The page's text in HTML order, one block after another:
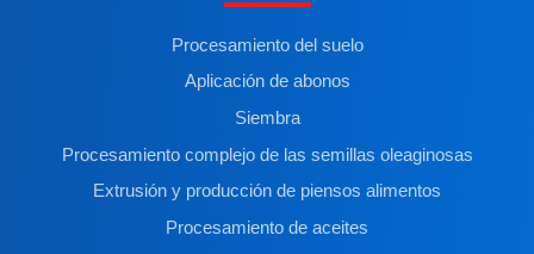
Procesamiento del suelo
Aplicación de abonos
Siembra
Procesamiento complejo de las semillas oleaginosas
Extrusión y producción de piensos alimentos
Procesamiento de aceites